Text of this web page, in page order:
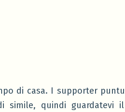
di casa. I supporter
simile, quindi guardatevi il